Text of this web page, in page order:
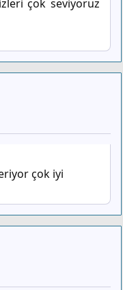
çok seviyoruz
çok iyi